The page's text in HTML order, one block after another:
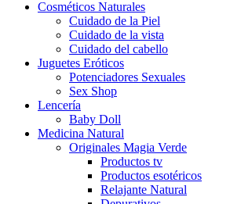
Cosméticos Naturales
Cuidado de la Piel
Cuidado de la vista
Cuidado del cabello
Juguetes Eróticos
Potenciadores Sexuales
Sex Shop
Lencería
Baby Doll
Medicina Natural
Originales Magia Verde
Productos tv
Productos esotéricos
Relajante Natural